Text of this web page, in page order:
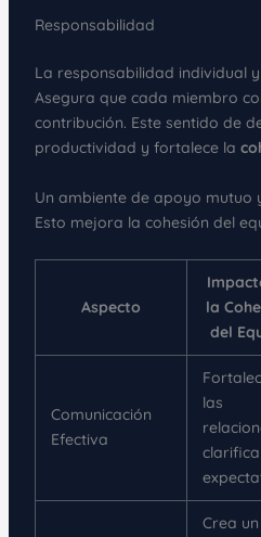
Responsabilidad
La responsabilidad individual
Asegura que cada miembro
contribución. Este sentido de
productividad y fortalece la
Un ambiente de apoyo mutuo
Esto mejora la cohesión del
Aspecto
la
del
Comunicación
Efectiva
las
clarifica
Crea un